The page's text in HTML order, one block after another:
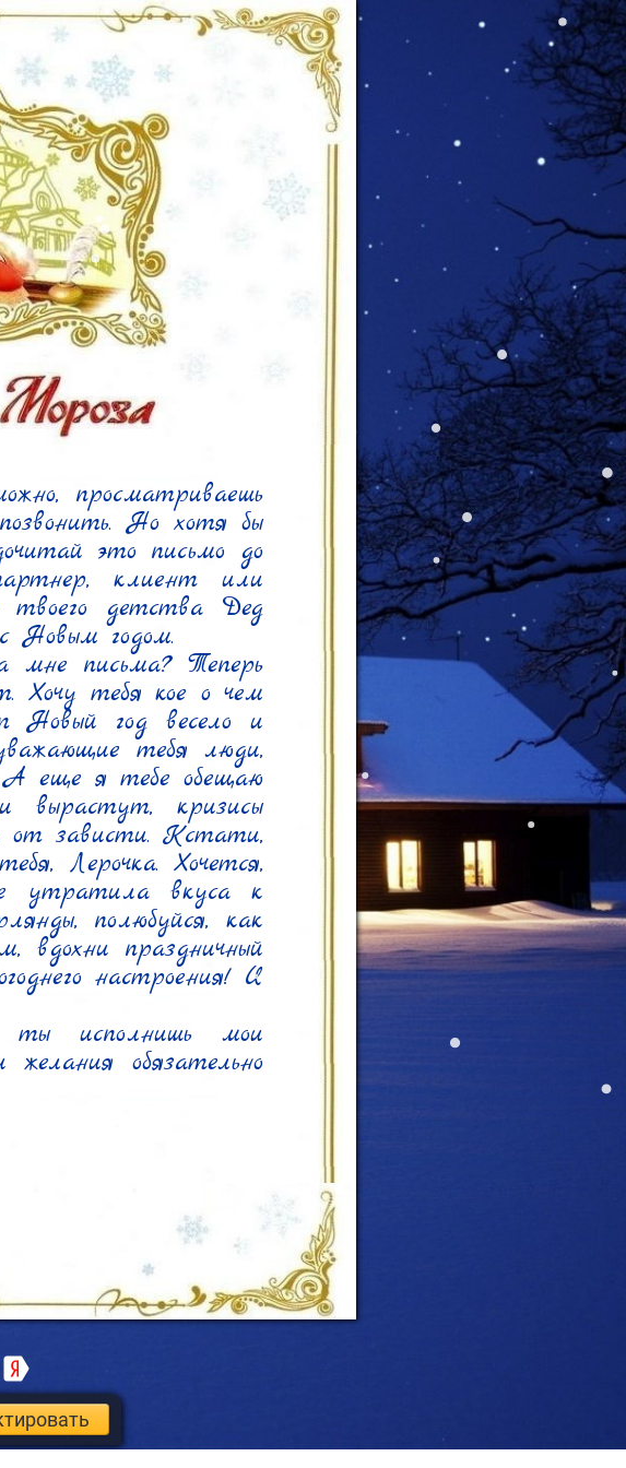
просматриваешь
Но хотя бы
это письмо до
клиент или
детства Дед
Новым годом.
мне письма? Теперь
Хочу тебя кое о чем
Новый год весело и
тебя люди,
А еще я тебе обещаю
вырастут, кризисы
от зависти. Кстати,
Лерочка. Хочется,
утратила вкуса к
полюбуйся, как
вдохни праздничный
настроения! И
ты исполнишь мои
обязательно